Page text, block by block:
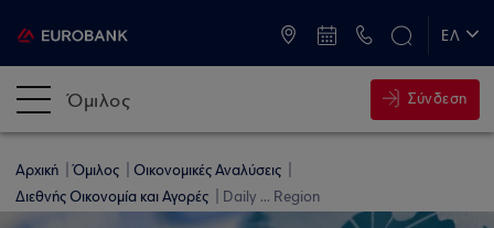
ΕΛ
Όμιλος Σύνδεση
Αρχική Όμιλος
Οικονομικές Αναλύσεις
Διεθνής Οικονομία και Αγορές
Daily ... Region